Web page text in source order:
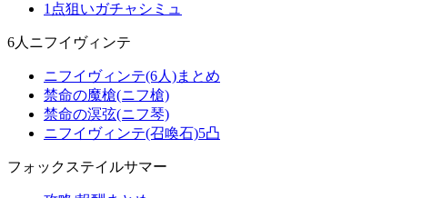
1点狙いガチャシミュ
6人ニフイヴィンテ
ニフイヴィンテ(6人)まとめ
禁命の魔槍(ニフ槍)
禁命の溟弦(ニフ琴)
ニフイヴィンテ(召喚石)5凸
フォックステイルサマー